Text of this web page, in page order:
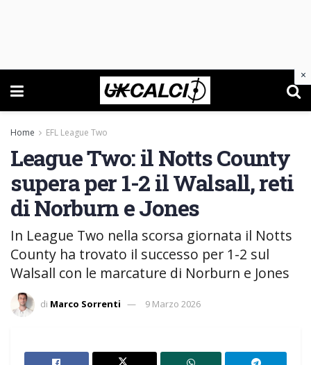
Home EFL League Two
League Two: il Notts County
supera per 1-2 il Walsall, reti
di Norburn e Jones
In League Two nella scorsa giornata il Notts
County ha trovato il successo per 1-2 sul
Walsall con le marcature di Norburn e Jones
di Marco Sorrenti 9 Marzo 2026
×